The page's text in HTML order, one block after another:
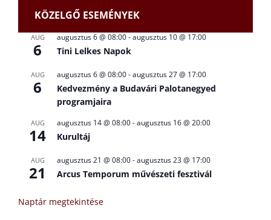
KÖZELGŐ ESEMÉNYEK
AUG
6
augusztus 6 @ 08:00-augusztus 10 @ 17:00
Tini Lelkes Napok
AUG
6
augusztus 6 @ 08:00-augusztus 27 @ 17:00
Kedvezmény a Budavári Palotanegyed
programjaira
AUG
14
augusztus 14 @ 08:00-augusztus 16 @ 20:00
Kurultáj
AUG
21
augusztus 21 @ 08:00-augusztus 23 @ 17:00
Arcus Temporum művészeti fesztivál
Naptár megtekintése